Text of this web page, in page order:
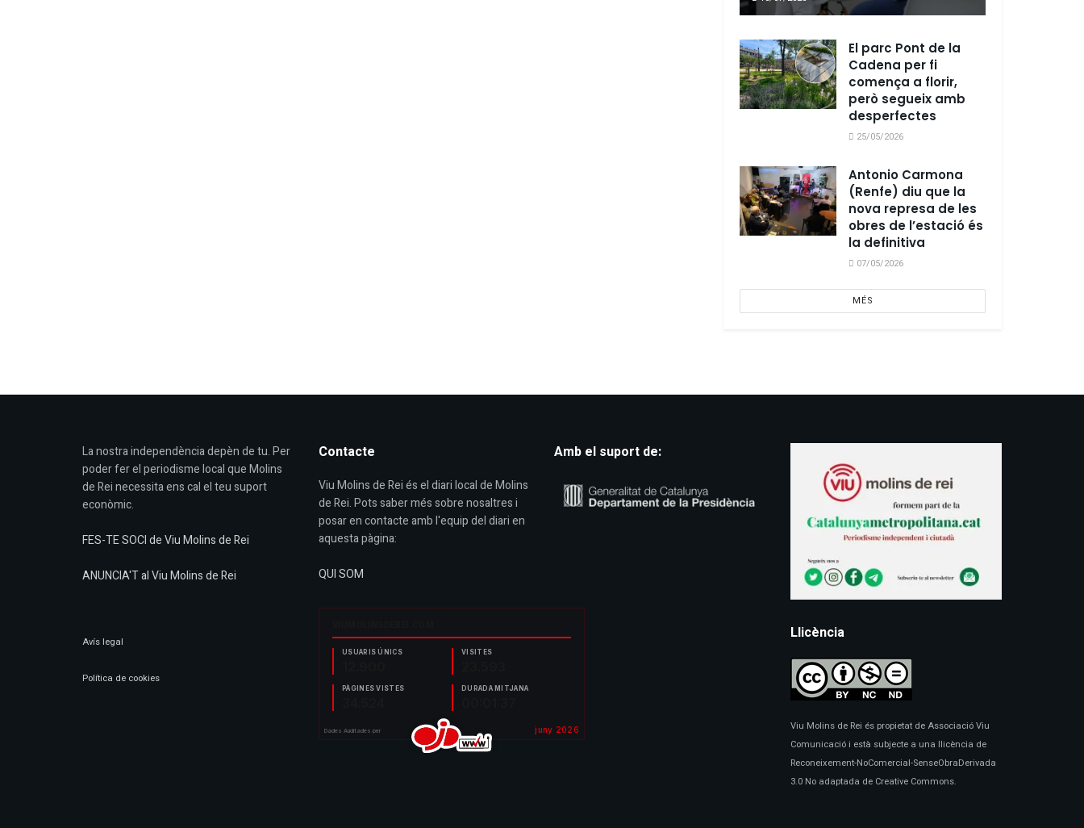
El parc Pont de la
Cadena per fi
comença a florir,
però segueix amb
desperfectes
25/05/2026
Antonio Carmona
(Renfe) diu que la
nova represa de les
obres de l’estació és
la definitiva
07/05/2026
MÉS
La nostra independència depèn de tu. Per
poder fer el periodisme local que Molins
de Rei necessita ens cal el teu suport
econòmic.
FES-TE SOCI de Viu Molins de Rei
ANUNCIA'T al Viu Molins de Rei
Avís legal
Política de cookies
Contacte
Viu Molins de Rei és el diari local de Molins
de Rei. Pots saber més sobre nosaltres i
posar en contacte amb l'equip del diari en
aquesta pàgina:
QUI SOM
Amb el suport de:
Llicència
Viu Molins de Rei és propietat de Associació Viu
Comunicació i està subjecte a una llicència de
Reconeixement-NoComercial-SenseObraDerivada
3.0 No adaptada de Creative Commons.